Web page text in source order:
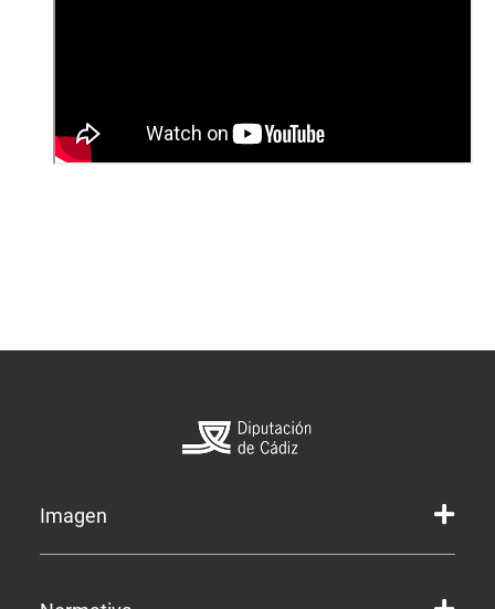
Imagen